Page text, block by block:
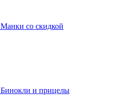
Манки со скидкой
Бинокли и прицелы